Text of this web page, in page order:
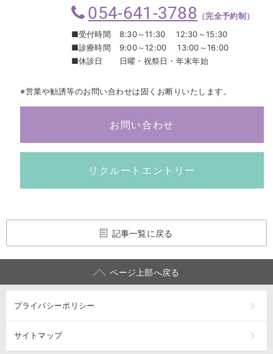
054-641-3788
（完全予約制）
■受付時間
8:30～11:30 12:30～15:30
■診療時間
9:00～12:00 13:00～16:00
■休診日
日曜・祝祭日・年末年始
※営業や勧誘等のお問い合わせは固くお断りいたします。
お問い合わせ
リクルートエントリー
記事一覧に戻る
ページ上部へ戻る
プライバシーポリシー
サイトマップ